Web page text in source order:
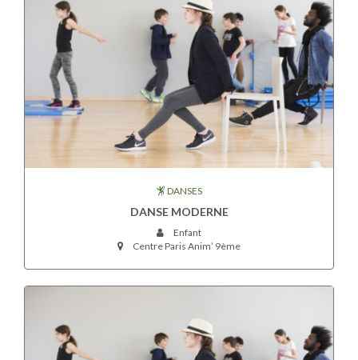
DANSES
DANSE MODERNE
Enfant
Centre Paris Anim’ 9ème